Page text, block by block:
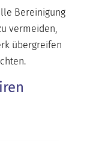
Bereinigung
vermeiden,
übergreifen